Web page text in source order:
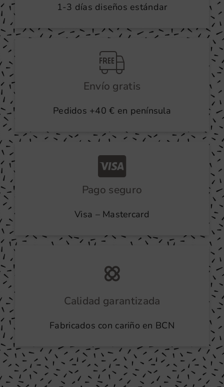
1-3 días diseños estándar
Envío gratis
Pedidos +40 € en península
Pago seguro
Visa – Mastercard
Calidad garantizada
Fabricados con cariño en BCN